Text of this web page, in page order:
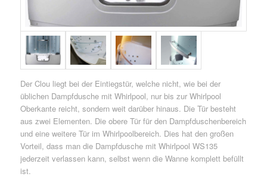
Der Clou liegt bei der Eintiegstür, welche nicht, wie bei der
üblichen Dampfdusche mit Whirlpool, nur bis zur Whirlpool
Oberkante reicht, sondern weit darüber hinaus. Die Tür besteht
aus zwei Elementen. Die obere Tür für den Dampfduschenbereich
und eine weitere Tür im Whirlpoolbereich. Dies hat den großen
Vorteil, dass man die Dampfdusche mit Whirlpool WS135
jederzeit verlassen kann, selbst wenn die Wanne komplett befüllt
ist.